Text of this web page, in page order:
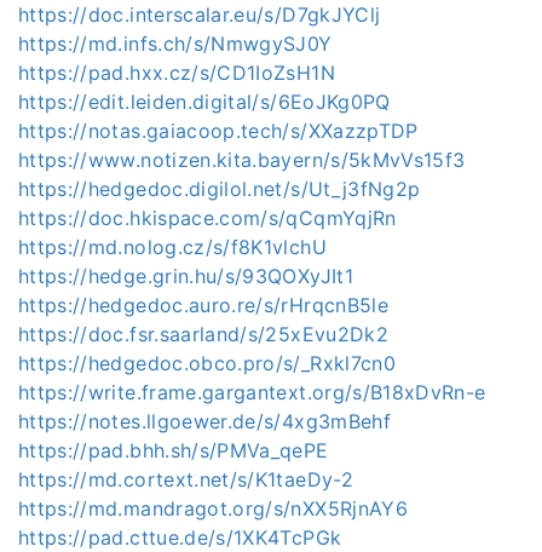
https://doc.interscalar.eu/s/D7gkJYClj
https://md.infs.ch/s/NmwgySJ0Y
https://pad.hxx.cz/s/CD1IoZsH1N
https://edit.leiden.digital/s/6EoJKg0PQ
https://notas.gaiacoop.tech/s/XXazzpTDP
https://www.notizen.kita.bayern/s/5kMvVs15f3
https://hedgedoc.digilol.net/s/Ut_j3fNg2p
https://doc.hkispace.com/s/qCqmYqjRn
https://md.nolog.cz/s/f8K1vlchU
https://hedge.grin.hu/s/93QOXyJIt1
https://hedgedoc.auro.re/s/rHrqcnB5le
https://doc.fsr.saarland/s/25xEvu2Dk2
https://hedgedoc.obco.pro/s/_Rxkl7cn0
https://write.frame.gargantext.org/s/B18xDvRn-e
https://notes.llgoewer.de/s/4xg3mBehf
https://pad.bhh.sh/s/PMVa_qePE
https://md.cortext.net/s/K1taeDy-2
https://md.mandragot.org/s/nXX5RjnAY6
https://pad.cttue.de/s/1XK4TcPGk